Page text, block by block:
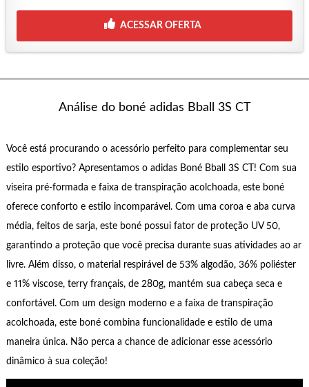
ACESSAR OFERTA
Análise do boné adidas Bball 3S CT
Você está procurando o acessório perfeito para complementar seu
estilo esportivo? Apresentamos o adidas Boné Bball 3S CT! Com sua
viseira pré-formada e faixa de transpiração acolchoada, este boné
oferece conforto e estilo incomparável. Com uma coroa e aba curva
média, feitos de sarja, este boné possui fator de proteção UV 50,
garantindo a proteção que você precisa durante suas atividades ao ar
livre. Além disso, o material respirável de 53% algodão, 36% poliéster
e 11% viscose, terry français, de 280g, mantém sua cabeça seca e
confortável. Com um design moderno e a faixa de transpiração
acolchoada, este boné combina funcionalidade e estilo de uma
maneira única. Não perca a chance de adicionar esse acessório
dinâmico à sua coleção!